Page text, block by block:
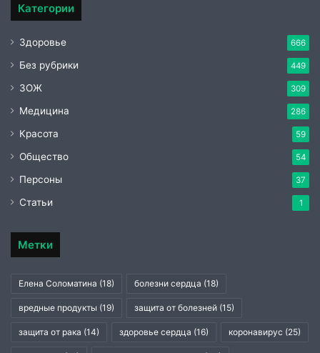
Категории
Здоровье 666
Без рубрики 449
ЗОЖ 309
Медицина 286
Красота 59
Общество 54
Персоны 37
Статьи 1
Метки
Елена Соломатина (18) болезни сердца (18)
вредные продукты (19) защита от болезней (15)
защита от рака (14) здоровье сердца (16) коронавирус (25)